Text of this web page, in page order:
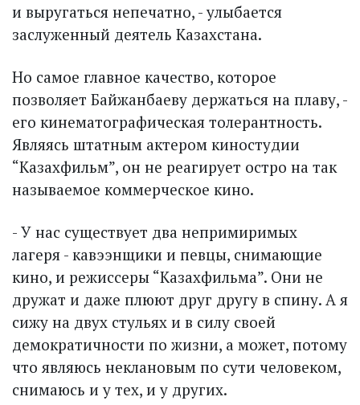
и выругаться непечатно, - улыбается
заслуженный деятель Казахстана.
Но самое главное качество, которое
позволяет Байжанбаеву держаться на плаву, -
его кинематографическая толерантность.
Являясь штатным актером киностудии
“Казахфильм”, он не реагирует остро на так
называемое коммерческое кино.
- У нас существует два непримиримых
лагеря - кавээнщики и певцы, снимающие
кино, и режиссеры “Казахфильма”. Они не
дружат и даже плюют друг другу в спину. А я
сижу на двух стульях и в силу своей
демократичности по жизни, а может, потому
что являюсь неклановым по сути человеком,
снимаюсь и у тех, и у других.